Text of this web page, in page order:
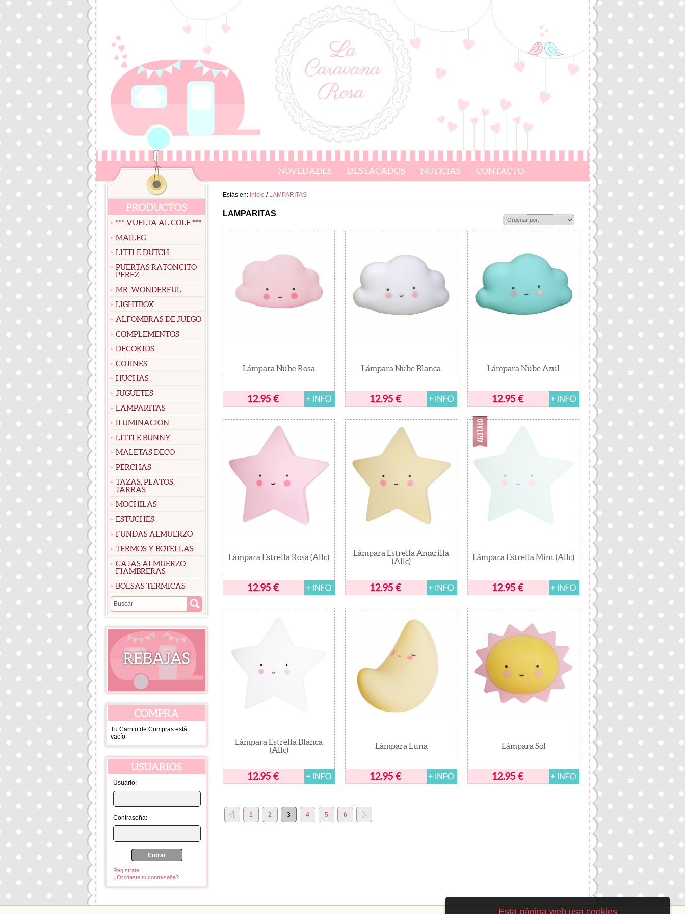
NOVEDADES DESTACADOS NOTICIAS CONTACTO
*** VUELTA AL COLE ***
MAILEG
LITTLE DUTCH
PUERTAS RATONCITO
PEREZ
MR. WONDERFUL
LIGHTBOX
ALFOMBRAS DE JUEGO
COMPLEMENTOS
DECOKIDS
COJINES
HUCHAS
JUGUETES
LAMPARITAS
ILUMINACION
LITTLE BUNNY
MALETAS DECO
PERCHAS
TAZAS, PLATOS,
JARRAS
MOCHILAS
ESTUCHES
FUNDAS ALMUERZO
TERMOS Y BOTELLAS
CAJAS ALMUERZO
FIAMBRERAS
BOLSAS TERMICAS
Tu Carrito de Compras está
vacío
Usuario:
Contraseña:
Regístrate
¿Olvidaste tu contraseña?
Estás en: Inicio / LAMPARITAS
LAMPARITAS
Lámpara Nube Rosa
12.95 €
Lámpara Nube Blanca
12.95 €
Lámpara Nube Azul
12.95 €
Lámpara Estrella Rosa (Allc)
12.95 €
Lámpara Estrella Amarilla
(Allc)
12.95 €
Lámpara Estrella Mint (Allc)
12.95 €
Lámpara Estrella Blanca
(Allc)
12.95 €
Lámpara Luna
12.95 €
Lámpara Sol
12.95 €
1 2 3 4 5 6
Esta página web usa cookies